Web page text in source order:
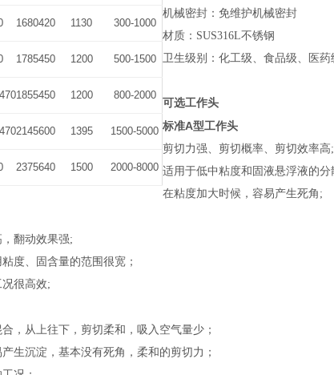
1680420 1130 300-1000
1785450 1200 500-1500
1855450 1200 800-2000
2145600 1395 1500-5000
2375640 1500 2000-8000
机械密封：免维护机械密封
材质： SUS316L不锈钢
卫生级别：化工级、食品级、医药
可选工作头
标准A型工作头
剪切力强、剪切概率、剪切效率高;
适用于低中粘度和固液悬浮液的分
在粘度加大时候，容易产生死角 ;
翻动效果强;
度、固含量的范围很宽；
很高效;
，从上往下，剪切柔和，吸入空气量少；
生沉淀，基本没有死角，柔和的剪切力；